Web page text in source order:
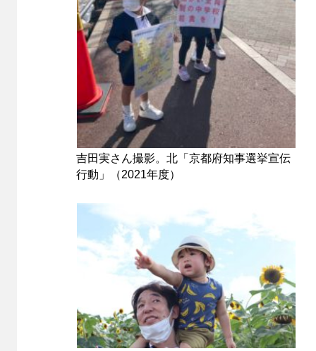
吉田実さん撮影。北「京都府知事選挙宣伝
行動」（2021年度）